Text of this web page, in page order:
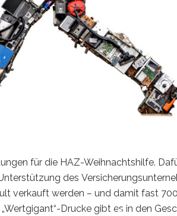
für die HAZ-Weihnachtshilfe.
des
verkauft werden – und damit fast
Drucke gibt es in den